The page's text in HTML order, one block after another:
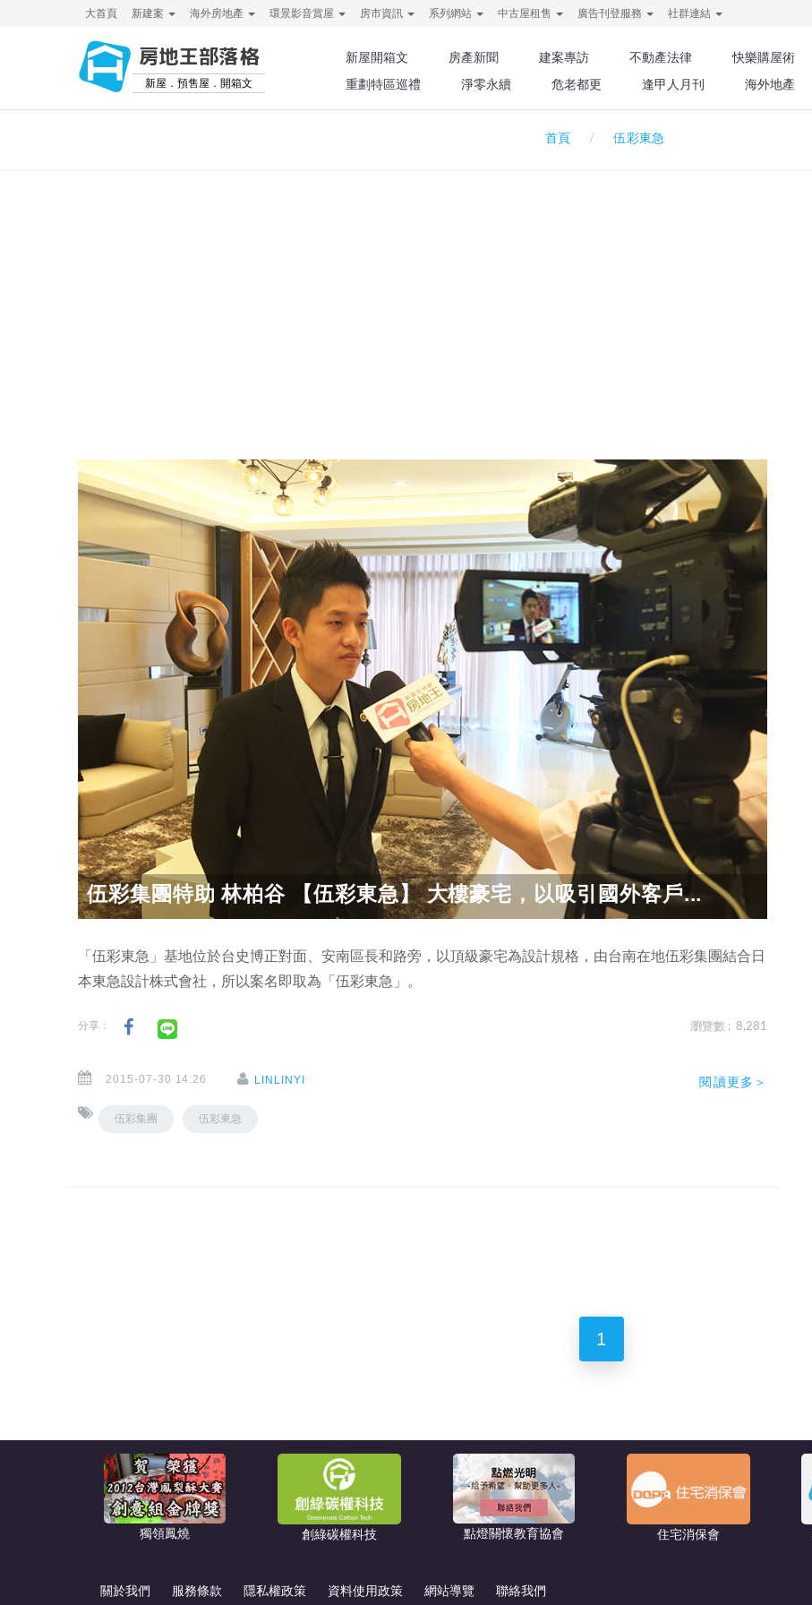
大首頁 新建案 海外房地產 環景影音賞屋 房市資訊 系列網站 中古屋租售 廣告刊登服務 社群連結
房地王部落格
新屋．預售屋．開箱文
新屋開箱文 房產新聞 建案專訪 不動產法律 快樂購屋術
重劃特區巡禮
淨零永續 危老都更 逢甲人月刊 海外地產
首頁 伍彩東急
伍彩集團特助 林柏谷 【伍彩東急】 大樓豪宅，以吸引國外客戶...
「伍彩東急」基地位於台史博正對面、安南區長和路旁，以頂級豪宅為設計規格，由台南在地伍彩集團結合日
本東急設計株式會社，所以案名即取為「伍彩東急」。
分享： 瀏覽數 : 8,281
2015-07-30 14:26 LINLINYI
伍彩集團 伍彩東急
閱讀更多＞
1
獨領鳳燒 創綠碳權科技 點燈關懷教育協會 住宅消保會
關於我們 服務條款 隱私權政策 資料使用政策 網站導覽 聯絡我們